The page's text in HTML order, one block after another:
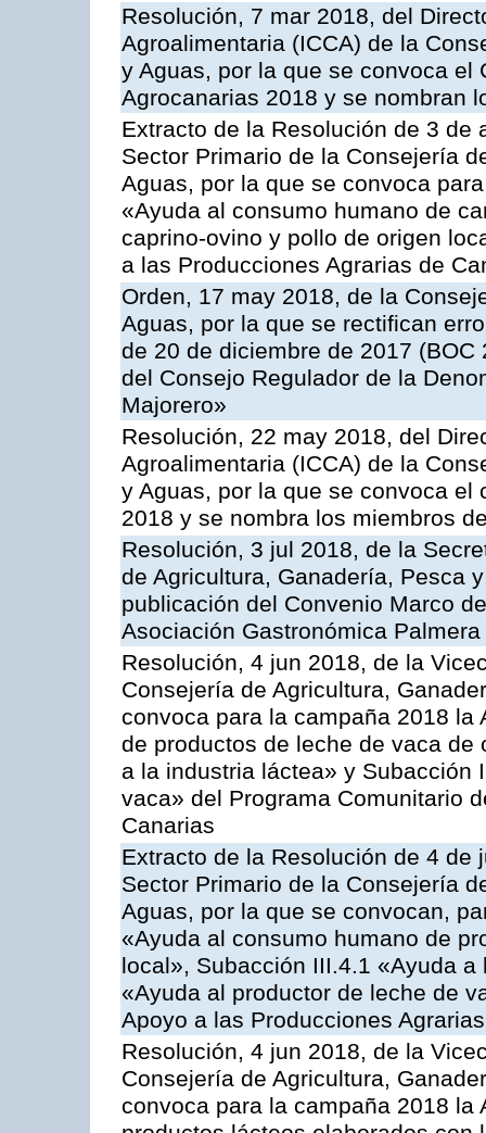
Resolución, 7 mar 2018, del
Agroalimentaria (ICCA) de la
y Aguas, por la que se convoca el
Agrocanarias 2018 y se nombran
Extracto de la Resolución de 3
Sector Primario de la Consejería
Aguas, por la que se convoca
«Ayuda al consumo humano de
caprino-ovino y pollo de origen
a las Producciones Agrarias de
Orden, 17 may 2018, de la
Aguas, por la que se rectifican
de 20 de diciembre de 2017
del Consejo Regulador de la
Majorero»
Resolución, 22 may 2018, del
Agroalimentaria (ICCA) de la
y Aguas, por la que se convoca el
2018 y se nombra los miembros
Resolución, 3 jul 2018, de la
de Agricultura, Ganadería, Pesca
publicación del Convenio Marco
Asociación Gastronómica
Resolución, 4 jun 2018, de la
Consejería de Agricultura,
convoca para la campaña 2018
de productos de leche de vaca
a la industria láctea» y Subacción
vaca» del Programa Comunitario
Canarias
Extracto de la Resolución de 4
Sector Primario de la Consejería
Aguas, por la que se convocan,
«Ayuda al consumo humano de
local», Subacción III.4.1 «Ayuda
«Ayuda al productor de leche de
Apoyo a las Producciones
Resolución, 4 jun 2018, de la
Consejería de Agricultura,
convoca para la campaña 2018